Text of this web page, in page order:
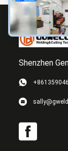
Shenzhen